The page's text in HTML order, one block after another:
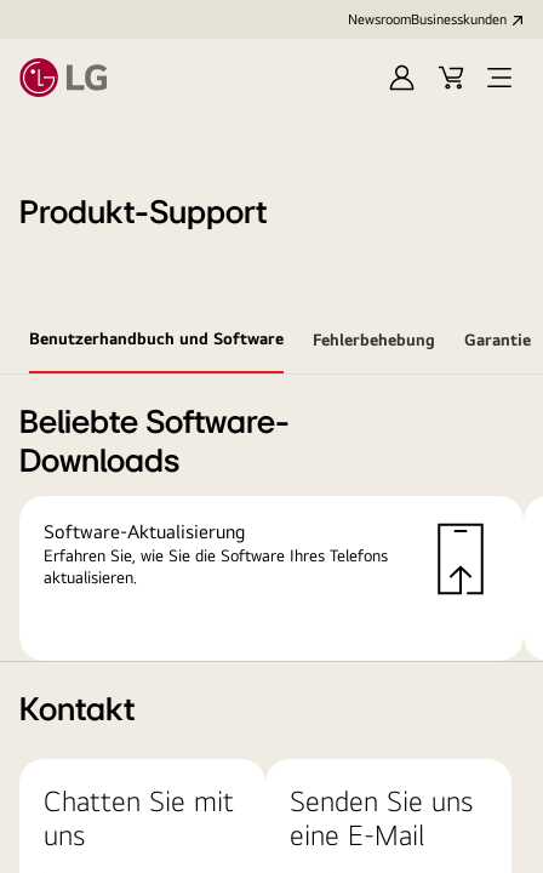
NewsroomBusinesskunden
AnmeldenWarenkorb
Menü
Produkt-Support
Benutzerhandbuch und Software Fehlerbehebung Garantie
Beliebte Software-
Downloads
Software-Aktualisierung
Erfahren Sie, wie Sie die Software Ihres Telefons
aktualisieren.
Kontakt
Chatten Sie mit
uns
Senden Sie uns
eine E-Mail